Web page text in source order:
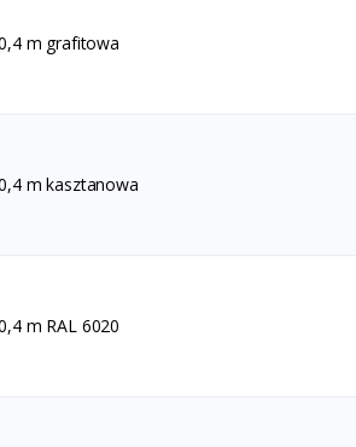
m grafitowa
m kasztanowa
m RAL 6020